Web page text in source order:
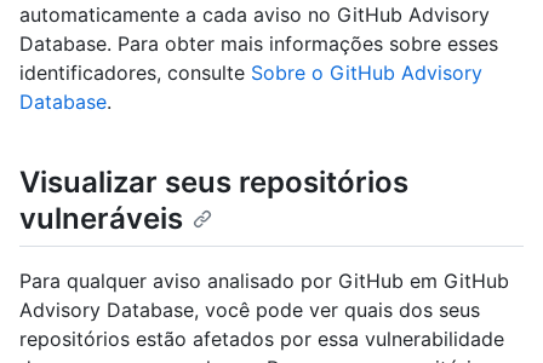
automaticamente a cada aviso no GitHub Advisory
Database. Para obter mais informações sobre esses
identificadores, consulte Sobre o GitHub Advisory
Database.
Visualizar seus repositórios
vulneráveis
Para qualquer aviso analisado por GitHub em GitHub
Advisory Database, você pode ver quais dos seus
repositórios estão afetados por essa vulnerabilidade